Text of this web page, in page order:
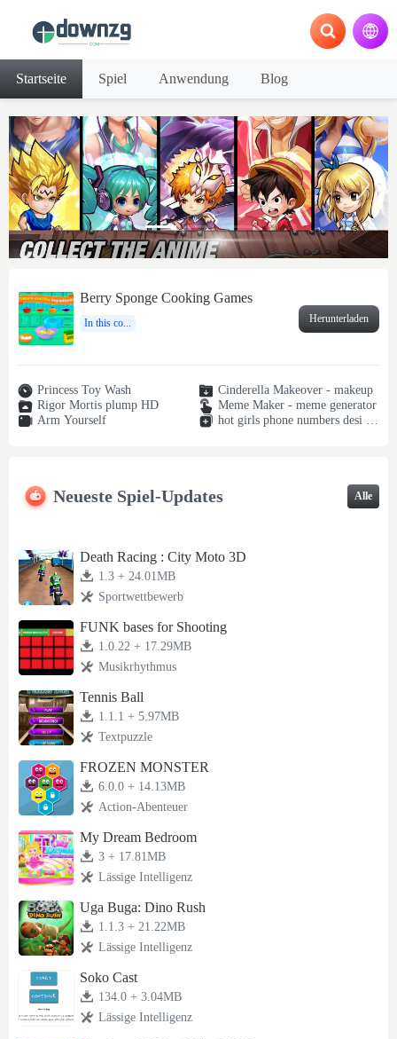
Startseite Spiel Anwendung Blog
Berry Sponge Cooking Games
In this co... Herunterladen
Princess Toy Wash
Cinderella Makeover - makeup
Rigor Mortis plump HD
Meme Maker - meme generator
Arm Yourself
hot girls phone numbers desi gi
Neueste Spiel-Updates Alle
Death Racing : City Moto 3D
1.3 + 24.01MB
Sportwettbewerb
FUNK bases for Shooting
1.0.22 + 17.29MB
Musikrhythmus
Tennis Ball
1.1.1 + 5.97MB
Textpuzzle
FROZEN MONSTER
6.0.0 + 14.13MB
Action-Abenteuer
My Dream Bedroom
3 + 17.81MB
Lässige Intelligenz
Uga Buga: Dino Rush
1.1.3 + 21.22MB
Lässige Intelligenz
Soko Cast
134.0 + 3.04MB
Lässige Intelligenz